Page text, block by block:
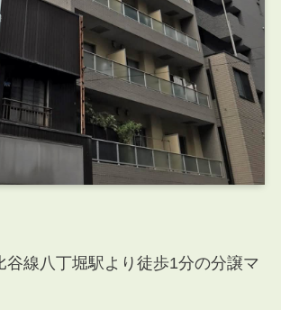
谷線八丁堀駅より徒歩1分の分譲マ